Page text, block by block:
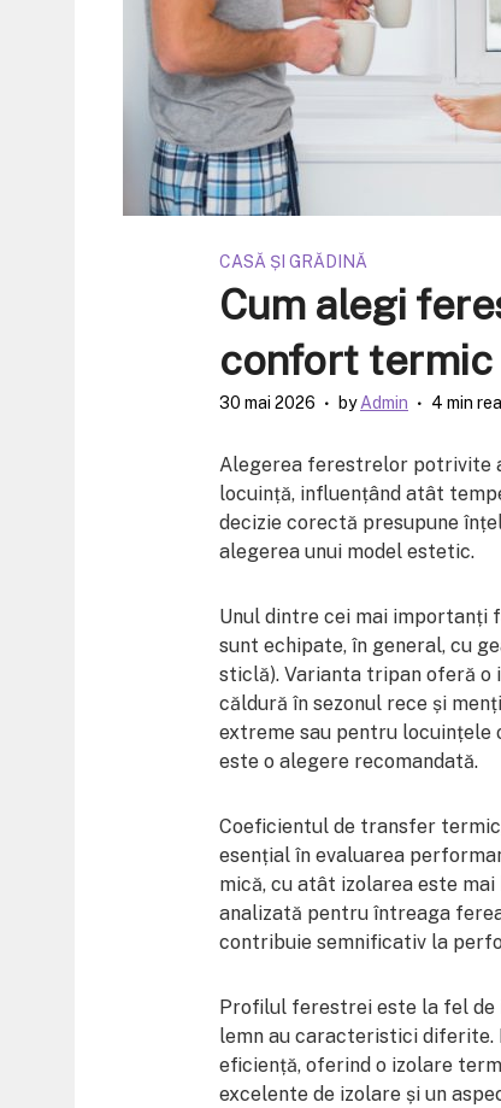
CASĂ ȘI GRĂDINĂ
Cum alegi
confort termic
30 mai 2026 byAdmin 4 min
Alegerea ferestrelor potrivite
locuință, influențând atât
decizie corectă presupune
alegerea unui model estetic.
Unul dintre cei mai importanți
sunt echipate, în general, cu
sticlă). Varianta tripan oferă o
căldură în sezonul rece și
extreme sau pentru
este o alegere recomandată.
Coeficientul de transfer
esențial în evaluarea
mică, cu atât izolarea este
analizată pentru întreaga
contribuie semnificativ la
Profilul ferestrei este la fel de
lemn au caracteristici
eficiență, oferind o izolare
excelente de izolare și un